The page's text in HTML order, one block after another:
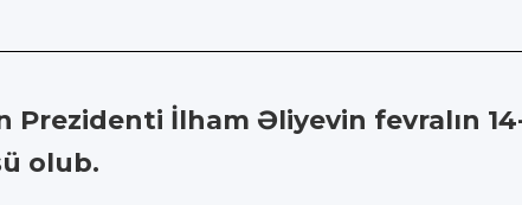
Prezidenti İlham Əliyevin fevralın
olub.